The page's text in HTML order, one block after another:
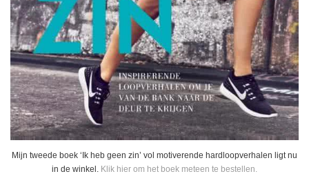
Mijn tweede boek ‘Ik heb geen zin’ vol motiverende hardloopverhalen ligt nu
in de winkel. Klik hier om het boek meteen te bestellen.